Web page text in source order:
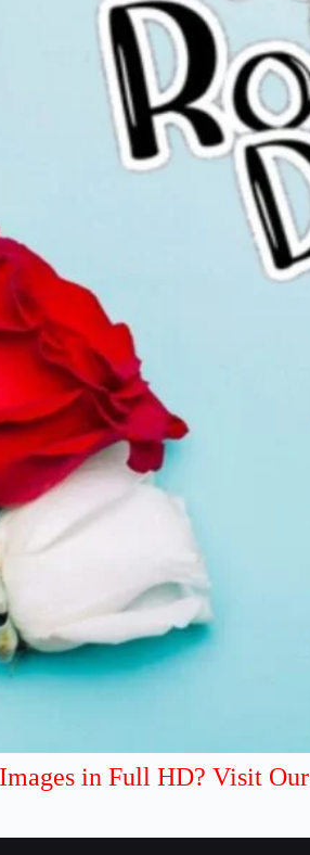
in Full HD? Visit Our